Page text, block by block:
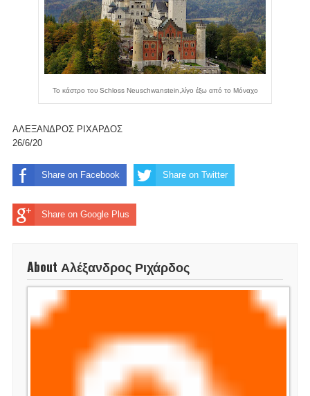
Το κάστρο του Schloss Neuschwanstein,λίγο έξω από το Μόναχο
ΑΛΕΞΑΝΔΡΟΣ ΡΙΧΑΡΔΟΣ
26/6/20
Share on Facebook Share on Twitter
Share on Google Plus
About Αλέξανδρος Ριχάρδος